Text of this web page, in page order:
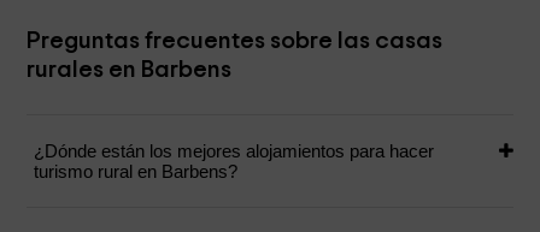
Preguntas frecuentes sobre las casas
rurales en Barbens
¿Dónde están los mejores alojamientos para hacer
turismo rural en Barbens?